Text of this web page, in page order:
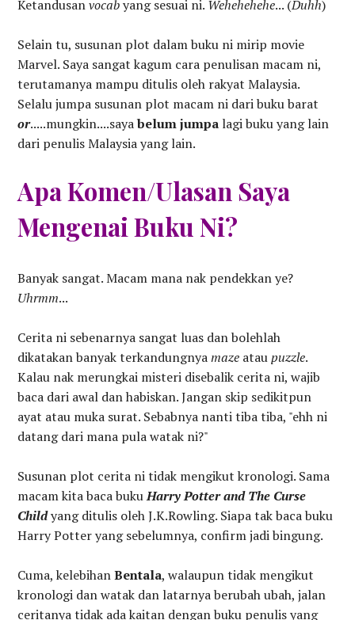
Ketandusanvocabyang sesuai ni. Wehehehehe... (Duhh)
Selain tu, susunan plot dalam buku ni mirip movie
Marvel. Saya sangat kagum cara penulisan macam ni,
terutamanya mampu ditulis oleh rakyat Malaysia.
Selalu jumpa susunan plot macam ni dari buku barat
or.....mungkin....sayabelum jumpa lagi buku yang lain
dari penulis Malaysia yang lain.
Apa Komen/Ulasan Saya
Mengenai Buku Ni?
Banyak sangat. Macam mana nak pendekkan ye?
Uhrmm...
Cerita ni sebenarnya sangat luas dan bolehlah
dikatakan banyak terkandungnyamaze ataupuzzle.
Kalau nak merungkai misteri disebalik cerita ni, wajib
baca dari awal dan habiskan. Jangan skip sedikitpun
ayat atau muka surat. Sebabnya nanti tiba tiba, "ehh ni
datang dari mana pula watak ni?"
Susunan plot cerita ni tidak mengikut kronologi. Sama
macam kita baca bukuHarry Potter and The Curse
Childyang ditulis oleh J.K.Rowling. Siapa tak baca buku
Harry Potter yang sebelumnya, confirm jadi bingung.
Cuma, kelebihanBentala, walaupun tidak mengikut
kronologi dan watak dan latarnya berubah ubah, jalan
ceritanya tidak ada kaitan dengan buku penulis yang